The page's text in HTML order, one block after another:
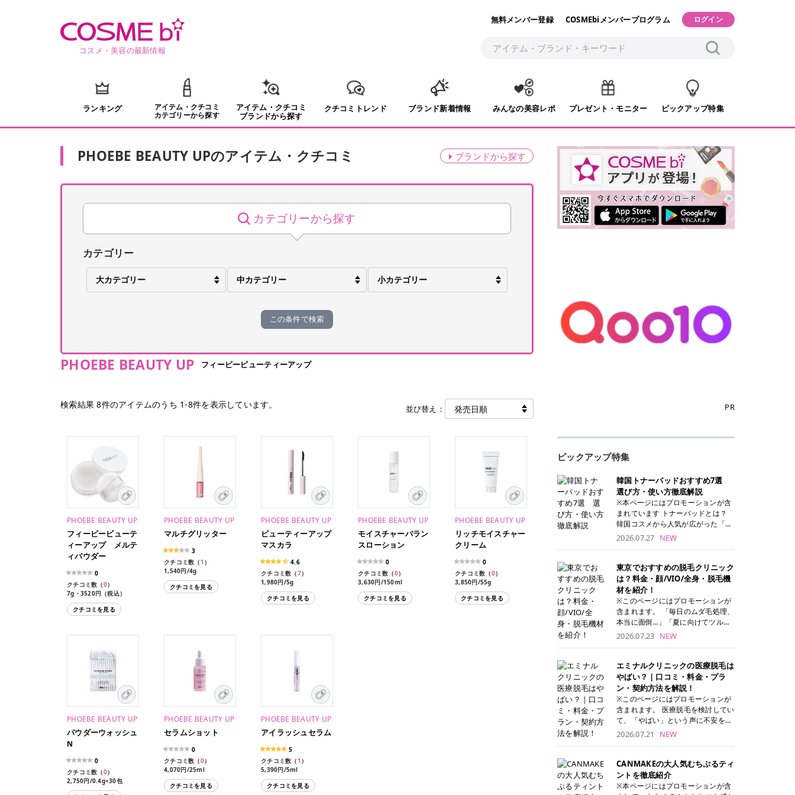
コスメ・美容の最新情報
無料メンバー登録 COSMEbiメンバープログラム ログイン
ランキング
アイテム・クチコミ
カテゴリーから探す
アイテム・クチコミ
ブランドから探す
クチコミトレンド ブランド新着情報 みんなの美容レポ プレゼント・モニター ピックアップ特集
PHOEBE BEAUTY UPのアイテム・クチコミ ブランドから探す
カテゴリーから探す
カテゴリー
この条件で検索
PHOEBE BEAUTY UP フィービービューティーアップ
検索結果8件のアイテムのうち 1-8件を表示しています。 並び替え：
PHOEBE BEAUTY UP
フィービービューテ
ィーアップ メルテ
ィパウダー
0
クチコミ数（0）
7g・3520円（税込）
クチコミを見る
PHOEBE BEAUTY UP
マルチグリッター
3
クチコミ数（1 ）
1,540円/4g
クチコミを見る
PHOEBE BEAUTY UP
ビューティーアップ
マスカラ
4.6
クチコミ数（7）
1,980円/5g
クチコミを見る
PHOEBE BEAUTY UP
モイスチャーバラン
スローション
0
クチコミ数（0）
3,630円/150ml
クチコミを見る
PHOEBE BEAUTY UP
リッチモイスチャー
クリーム
0
クチコミ数（0）
3,850円/55g
クチコミを見る
PHOEBE BEAUTY UP
パウダーウォッシュ
N
0
クチコミ数（0）
2,750円/0.4g×30包
PHOEBE BEAUTY UP
セラムショット
0
クチコミ数（0）
4,070円/25ml
クチコミを見る
PHOEBE BEAUTY UP
アイラッシュセラム
5
クチコミ数（1 ）
5,390円/5ml
クチコミを見る
PR
ピックアップ特集
韓国トナーパッドおすすめ7選
選び方・使い方徹底解説
※本ページにはプロモーションが含
まれています トナーパッドとは？
韓国コスメから人気が広がった「ト
ナーパッド」は、化粧水や美容液を
トナーパッドは洗顔後に肌をやさし
く拭き取ることで、古い角質や余分
な皮脂汚れをオフしながら、うるお
いを与えられるのが特徴✨ さらに、
気になる部分には数分のせて部分用
パックとしても使用できるため、1
両方を叶えられます。 韓国コスメブ
ランドを中心に人気を集めていまし
たが、現在では日本でも定番のスキ
ンケアアイテムとして幅広い世代に
愛用されています。 トナーパッドの
特徴 トナーパッドと拭き取り化粧水
の違い 「トナーパッド」と「拭き取
り化粧水」はどちらも洗顔後に使用
するスキンケアアイテムですが、使
い方や特徴に違いがあります。 トナ
ーパッドは、化粧水があらかじめパ
ッドに含まれているため、コットン
を用意する手間がなく、忙しい朝で
もサッと使えるのが魅力です。 ま
た、保湿成分を豊富に配合した商品
2026.07.27 NEW
東京でおすすめの脱毛クリニック
は？料金・顔/VIO/全身・脱毛機
材を紹介！
※このページにはプロモーションが
含まれます。 「毎日のムダ毛処理、
本当に面倒…」「夏に向けてツルツ
ル肌になりたい！」 そう思って東京
べばいいの？と迷ってしまいますよ
ね。 この記事では、医療脱毛の基本
から、東京で特に通いやすいフレイ
アクリニック・レジーナクリニッ
ク・エミナルクリニック・リゼクリ
ニックの4院について、分かりやす
リニックを見つけて、面倒な自己処
理から卒業しちゃいましょう♪ クリ
ニック 全身＋VIO 全身＋VIO＋顔 特
徴 脱毛器 詳細 フレイアクリニック
52,800円(税込)/5回 94,600円(税
込)/5回 肌への負担に配慮しなが
2026.07.23 NEW
エミナルクリニックの医療脱毛は
やばい？｜口コミ・料金・プラ
ン・契約方法を解説！
※このページにはプロモーションが
含まれます。 医療脱毛を検討してい
て、「やばい」という声に不安を抱
える方も多いのではないでしょう
体系をはじめ、学生や友人同士でお
得になる割引キャンペーン、無料カ
ウンセリングから施術までの具体的
2026.07.21 NEW
CANMAKEの大人気むちぷるティ
ントを徹底紹介
※本ページにはプロモーションが含